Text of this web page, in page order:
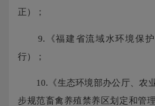
正）；
9.《福建省流域水环境保护
行）；
10.《生态环境部办公厅、农
步规范畜禽养殖禁养区划定和管